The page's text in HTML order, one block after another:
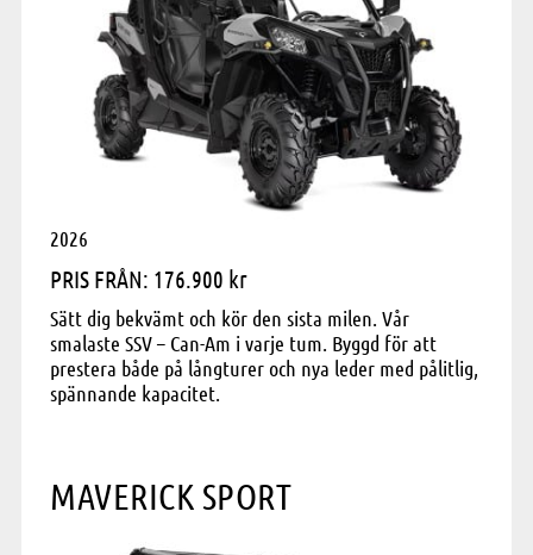
2026
PRIS FRÅN: 176.900 kr
Sätt dig bekvämt och kör den sista milen. Vår
smalaste SSV – Can-Am i varje tum. Byggd för att
prestera både på långturer och nya leder med pålitlig,
spännande kapacitet.
MAVERICK SPORT